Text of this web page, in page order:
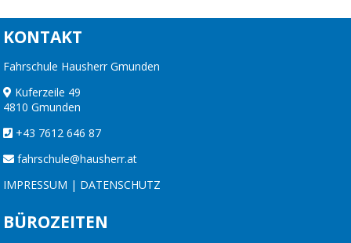
KONTAKT
Fahrschule Hausherr Gmunden
Kuferzeile 49
4810 Gmunden
+43 7612 646 87
fahrschule@hausherr.at
IMPRESSUM | DATENSCHUTZ
BÜROZEITEN